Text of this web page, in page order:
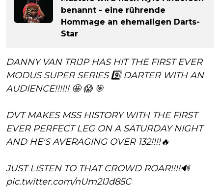
benannt - eine rührende
Hommage an ehemaligen Darts-
Star
DANNY VAN TRIJP HAS HIT THE FIRST EVER
MODUS SUPER SERIES 9️⃣ DARTER WITH AN
AUDIENCE!!!!!! 🤩 😱 🎯
DVT MAKES MSS HISTORY WITH THE FIRST
EVER PERFECT LEG ON A SATURDAY NIGHT
AND HE'S AVERAGING OVER 132!!!!🔥
JUST LISTEN TO THAT CROWD ROAR!!!!🔊
pic.twitter.com/nUm2IJd85C